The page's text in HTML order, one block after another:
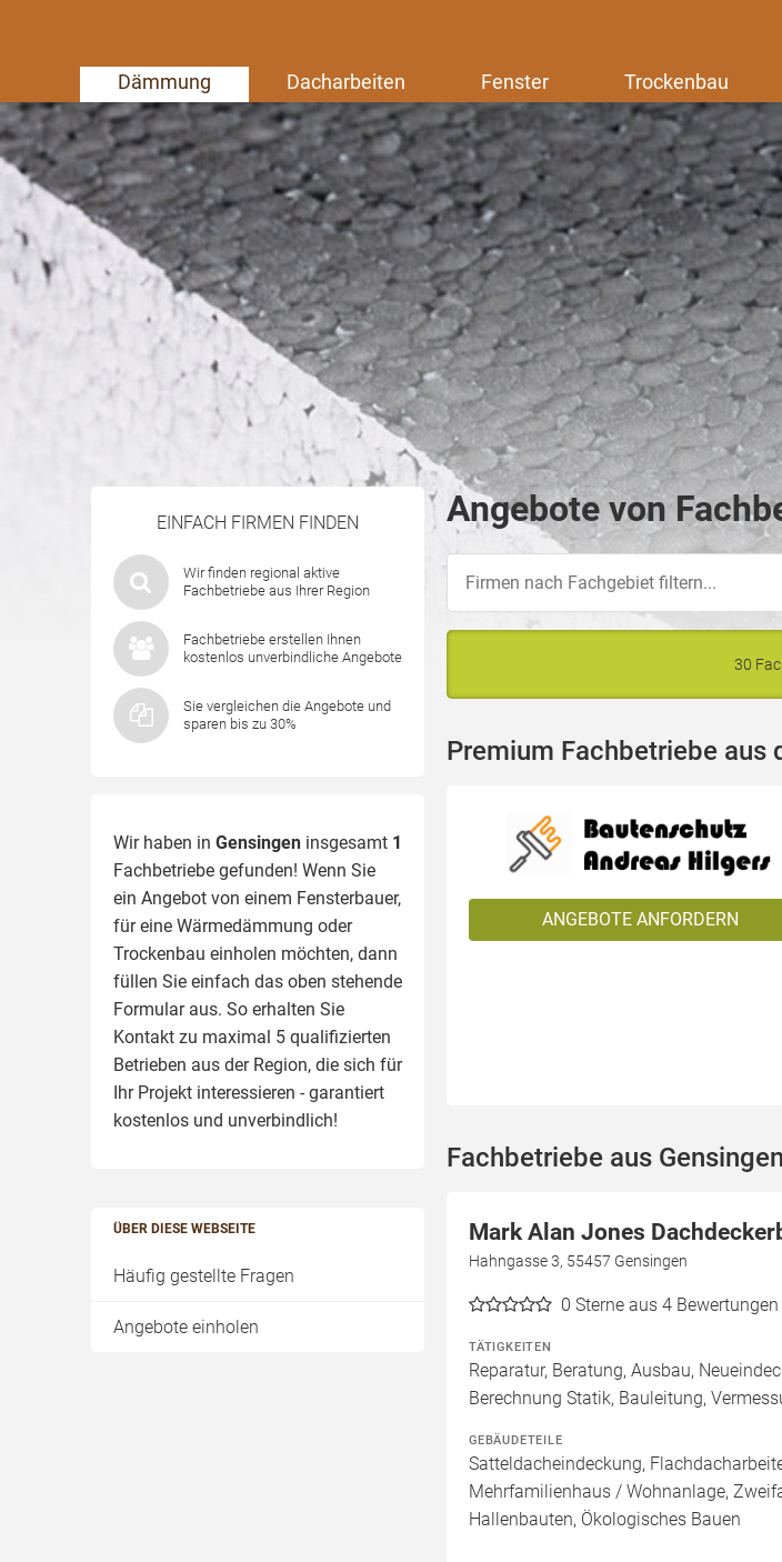
Dämmung Dacharbeiten Fenster Trockenbau
EINFACH FIRMEN FINDEN
Wir finden regional aktive
Fachbetriebe aus Ihrer Region
Fachbetriebe erstellen Ihnen
kostenlos unverbindliche Angebote
Sie vergleichen die Angebote und
sparen bis zu 30%
Wir haben in Gensingen insgesamt 1
Fachbetriebe gefunden! Wenn Sie
ein Angebot von einem Fensterbauer,
für eine Wärmedämmung oder
Trockenbau einholen möchten, dann
füllen Sie einfach das oben stehende
Formular aus. So erhalten Sie
Kontakt zu maximal 5 qualifizierten
Betrieben aus der Region, die sich für
Ihr Projekt interessieren - garantiert
kostenlos und unverbindlich!
ÜBER DIESE WEBSEITE
Häufig gestellte Fragen
Angebote einholen
Angebote von
30
Premium Fachbetriebe aus
ANGEBOTE ANFORDERN
Fachbetriebe aus Gensingen
Mark Alan Jones
Hahngasse 3, 55457 Gensingen
0 Sterne aus 4 Bewertungen
TÄTIGKEITEN
Reparatur, Beratung, Ausbau,
Berechnung Statik, Bauleitung,
GEBÄUDETEILE
Satteldacheindeckung,
Mehrfamilienhaus / Wohnanlage,
Hallenbauten, Ökologisches Bauen